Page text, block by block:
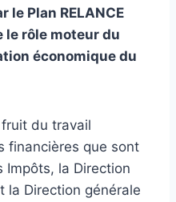
Plan RELANCE
rôle moteur du
économique du
du travail
financières que sont
Impôts, la Direction
la Direction générale